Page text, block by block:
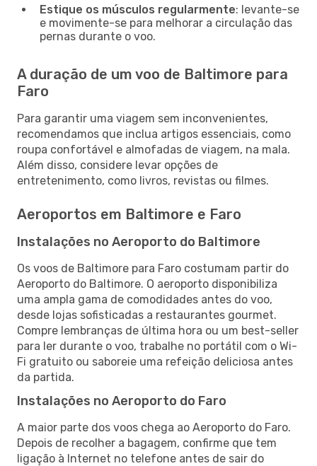
Estique os músculos regularmente: levante-se
e movimente-se para melhorar a circulação das
pernas durante o voo.
A duração de um voo de Baltimore para
Faro
Para garantir uma viagem sem inconvenientes,
recomendamos que inclua artigos essenciais, como
roupa confortável e almofadas de viagem, na mala.
Além disso, considere levar opções de
entretenimento, como livros, revistas ou filmes.
Aeroportos em Baltimore e Faro
Instalações no Aeroporto do Baltimore
Os voos de Baltimore para Faro costumam partir do
Aeroporto do Baltimore. O aeroporto disponibiliza
uma ampla gama de comodidades antes do voo,
desde lojas sofisticadas a restaurantes gourmet.
Compre lembranças de última hora ou um best-seller
para ler durante o voo, trabalhe no portátil com o Wi-
Fi gratuito ou saboreie uma refeição deliciosa antes
da partida.
Instalações no Aeroporto do Faro
A maior parte dos voos chega ao Aeroporto do Faro.
Depois de recolher a bagagem, confirme que tem
ligação à Internet no telefone antes de sair do